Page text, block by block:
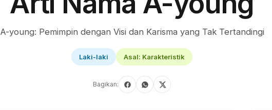
A-young: Pemimpin dengan Visi dan Karisma yang Tak Tertandingi
Laki-laki Asal: Karakteristik
Bagikan: